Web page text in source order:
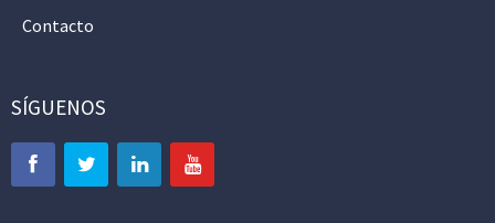
Contacto
SÍGUENOS